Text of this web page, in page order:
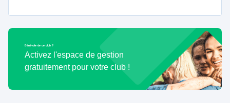
Bénévole de ce club ?
Activez l'espace de gestion
gratuitement pour votre club !